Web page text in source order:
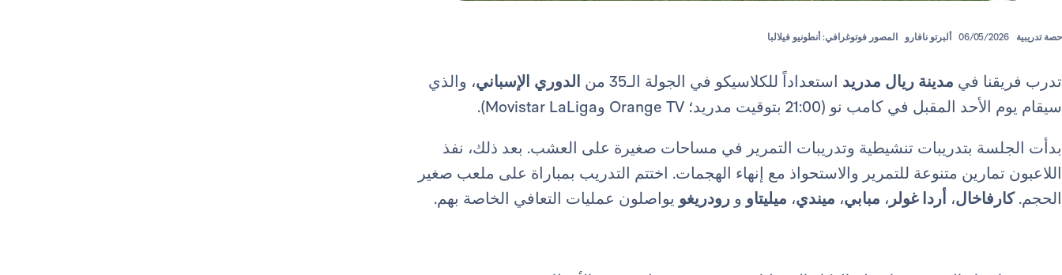
حصة تدريبية 06/05/2026 ألبرتو نافارو المصور فوتوغرافي: أنطونيو فيلالبا
تدرب فريقنا في مدينة ريال مدريد استعداداً للكلاسيكو في الجولة الـ35 من الدوري الإسباني، والذي
سيقام يوم الأحد المقبل في كامب نو (21:00 بتوقيت مدريد؛ Orange TV وMovistar LaLiga).
بدأت الجلسة بتدريبات تنشيطية وتدريبات التمرير في مساحات صغيرة على العشب. بعد ذلك، نفذ
اللاعبون تمارين متنوعة للتمرير والاستحواذ مع إنهاء الهجمات. اختتم التدريب بمباراة على ملعب صغير
الحجم.كارفاخال، أردا غولر ، مبابي، ميندي، ميليتاو و رودريغو يواصلون عمليات التعافي الخاصة بهم.